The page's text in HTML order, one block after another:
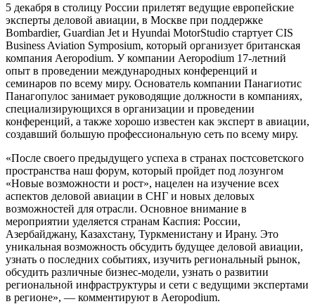
5 декабря в столицу России прилетят ведущие европейские
эксперты деловой авиации, в Москве при поддержке
Bombardier, Guardian Jet и Hyundai MotorStudio стартует CIS
Business Aviation Symposium, который организует британская
компания Aeropodium. У компании Aeropodium 17-летний
опыт в проведении международных конференций и
семинаров по всему миру. Основатель компании Панагиотис
Панагопулос занимает руководящие должности в компаниях,
специализирующихся в организации и проведении
конференций, а также хорошо известен как эксперт в авиации,
создавший большую профессиональную сеть по всему миру.
«После своего предыдущего успеха в странах постсоветского
пространства наш форум, который пройдет под лозунгом
«Новые возможности и рост», нацелен на изучение всех
аспектов деловой авиации в СНГ и новых деловых
возможностей для отрасли. Основное внимание в
мероприятии уделяется странам Каспия: России,
Азербайджану, Казахстану, Туркменистану и Ирану. Это
уникальная возможность обсудить будущее деловой авиации,
узнать о последних событиях, изучить региональный рынок,
обсудить различные бизнес-модели, узнать о развитии
региональной инфраструктуры и сети с ведущими экспертами
в регионе», — комментируют в Aeropodium.